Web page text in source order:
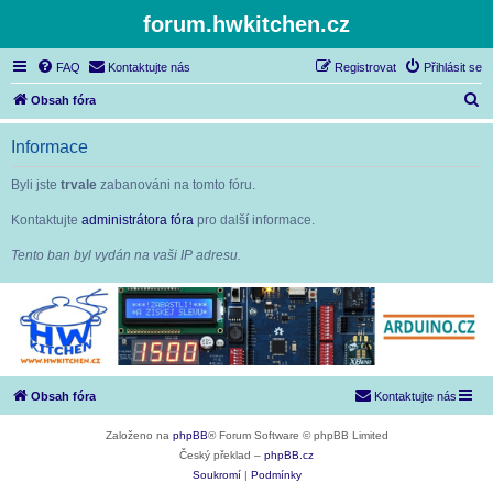
forum.hwkitchen.cz
FAQ Kontaktujte nás Přihlásit se
Registrovat
Obsah fóra
l
Informace
Byli jste trvale zabanováni na tomto fóru.
Kontaktujte administrátora fóra pro další informace.
Tento ban byl vydán na vaši IP adresu.
Obsah fóra Kontaktujte nás
Založeno na phpBB® Forum Software © phpBB Limited
Český překlad – phpBB.cz
Soukromí
Podmínky